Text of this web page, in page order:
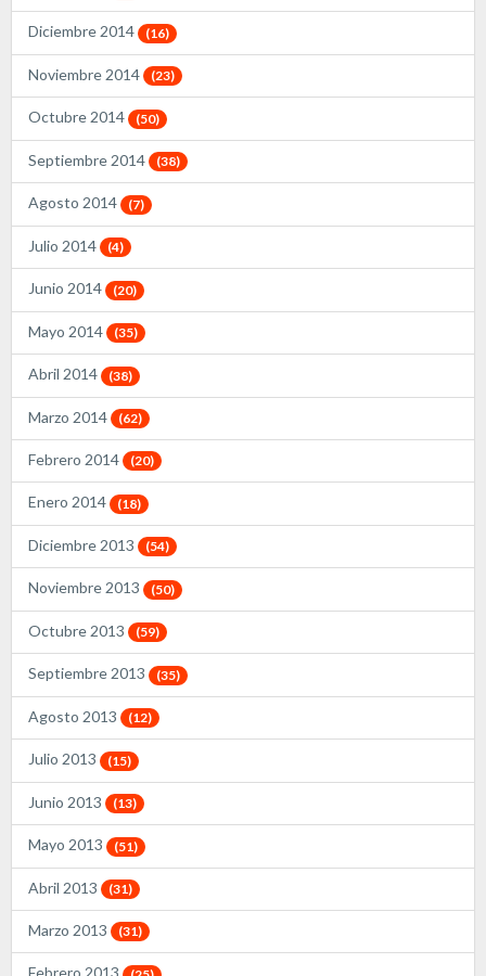
Diciembre 2014 (16)
Noviembre 2014 (23)
Octubre 2014 (50)
Septiembre 2014 (38)
Agosto 2014 (7)
Julio 2014 (4)
Junio 2014 (20)
Mayo 2014 (35)
Abril 2014 (38)
Marzo 2014 (62)
Febrero 2014 (20)
Enero 2014 (18)
Diciembre 2013 (54)
Noviembre 2013 (50)
Octubre 2013 (59)
Septiembre 2013 (35)
Agosto 2013 (12)
Julio 2013 (15)
Junio 2013 (13)
Mayo 2013 (51)
Abril 2013 (31)
Marzo 2013 (31)